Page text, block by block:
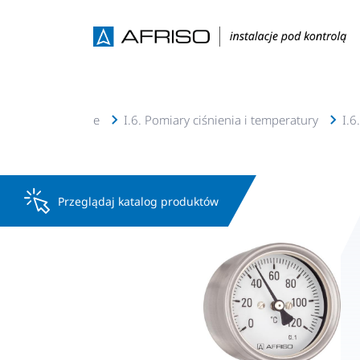
geotermalne I.6. Pomiary ciśnienia i temperatury
Przeglądaj katalog produktów